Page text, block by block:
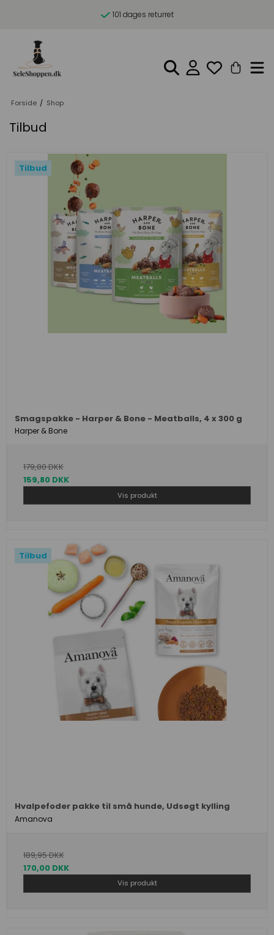
101 dages returret
Forside / Shop
Tilbud
Tilbud
Smagspakke - Harper & Bone - Meatballs, 4 x 300 g
Harper & Bone
179,80 DKK
159,80 DKK
Vis produkt
Tilbud
Hvalpefoder pakke til små hunde, Udsøgt kylling
Amanova
189,95 DKK
170,00 DKK
Vis produkt